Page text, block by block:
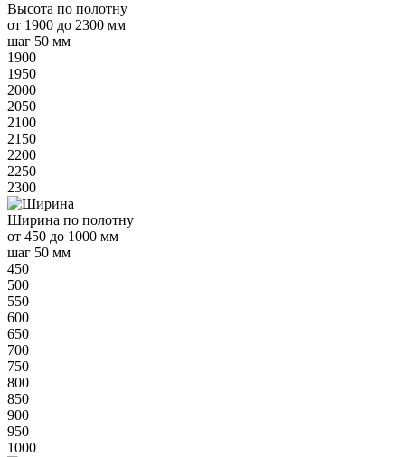
Высота по полотну
от 1900 до 2300 мм
шаг 50 мм
1900
1950
2000
2050
2100
2150
2200
2250
2300
Ширина по полотну
от 450 до 1000 мм
шаг 50 мм
450
500
550
600
650
700
750
800
850
900
950
1000